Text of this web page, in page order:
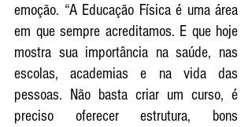
emoção. “A Educação Física é uma área
em que sempre acreditamos. E que hoje
mostra sua importância na saúde, nas
escolas, academias e na vida das
pessoas. Não basta criar um curso, é
preciso oferecer estrutura, bons